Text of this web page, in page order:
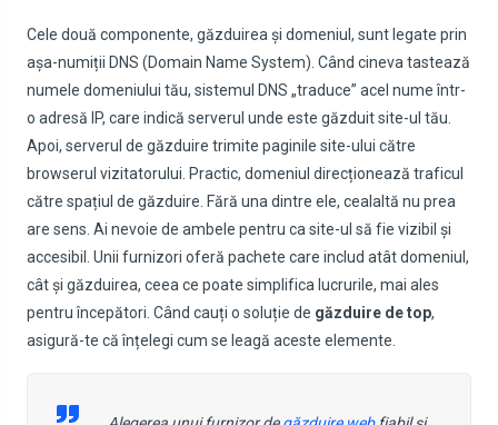
Cele două componente, găzduirea și domeniul, sunt legate prin
așa-numiții DNS (Domain Name System). Când cineva tastează
numele domeniului tău, sistemul DNS „traduce” acel nume într-
o adresă IP, care indică serverul unde este găzduit site-ul tău.
Apoi, serverul de găzduire trimite paginile site-ului către
browserul vizitatorului. Practic, domeniul direcționează traficul
către spațiul de găzduire. Fără una dintre ele, cealaltă nu prea
are sens. Ai nevoie de ambele pentru ca site-ul să fie vizibil și
accesibil. Unii furnizori oferă pachete care includ atât domeniul,
cât și găzduirea, ceea ce poate simplifica lucrurile, mai ales
pentru începători. Când cauți o soluție de găzduire de top,
asigură-te că înțelegi cum se leagă aceste elemente.